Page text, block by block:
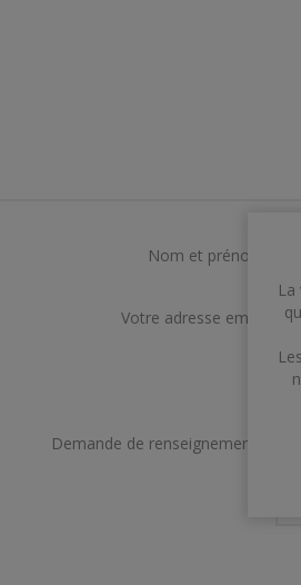
Nom et prénom
Votre adresse email
Demande de renseignements